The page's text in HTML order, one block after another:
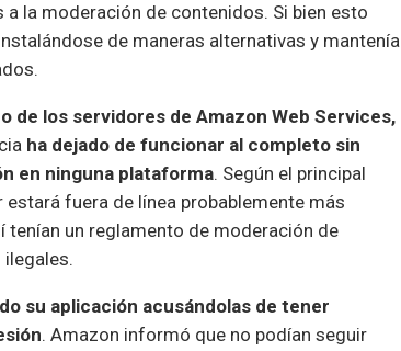
la moderación de contenidos. Si bien esto
de maneras alternativas y mantenía
de los servidores de Amazon Web Services,
ha dejado de funcionar al completo sin
en ninguna plataforma. Según el principal
fuera de línea probablemente más
un reglamento de moderación de
su aplicación acusándolas de tener
. Amazon informó que no podían seguir